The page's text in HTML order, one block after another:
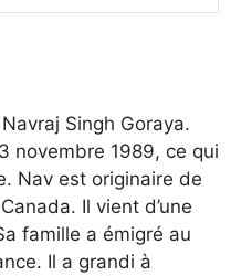
Singh Goraya.
novembre 1989, ce qui
Nav est originaire de
Il vient d’une
famille a émigré au
Il a grandi à